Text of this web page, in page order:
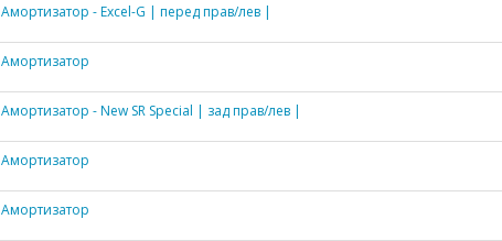
Амортизатор - Excel-G | перед прав/лев |
Амортизатор
Амортизатор - New SR Special | зад прав/лев |
Амортизатор
Амортизатор